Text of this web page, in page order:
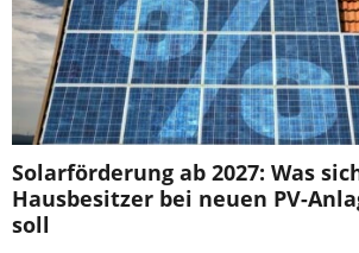
Solarförderung ab 2027: Was
Hausbesitzer bei neuen PV-
soll